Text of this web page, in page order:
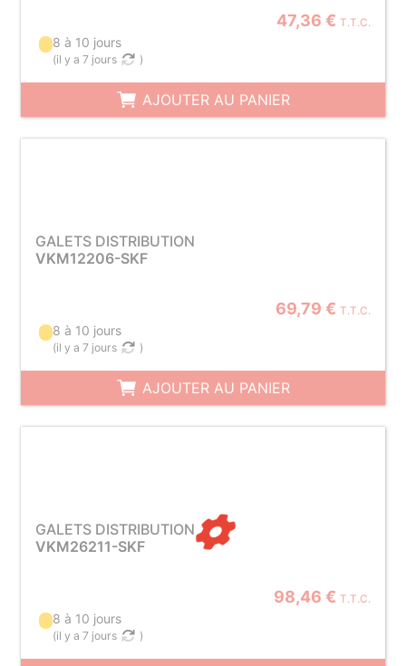
47,36 € T.T.C.
8 à 10 jours
(il y a 7 jours )
AJOUTER AU PANIER
GALETS DISTRIBUTION
VKM12206-SKF
69,79 € T.T.C.
8 à 10 jours
(il y a 7 jours )
AJOUTER AU PANIER
GALETS DISTRIBUTION
VKM26211-SKF
98,46 € T.T.C.
8 à 10 jours
(il y a 7 jours )